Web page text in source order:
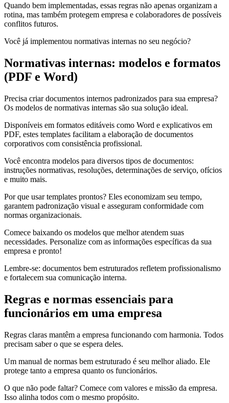
Quando bem implementadas, essas regras não apenas organizam a
rotina, mas também protegem empresa e colaboradores de possíveis
conflitos futuros.
Você já implementou normativas internas no seu negócio?
Normativas internas: modelos e formatos
(PDF e Word)
Precisa criar documentos internos padronizados para sua empresa?
Os modelos de normativas internas são sua solução ideal.
Disponíveis em formatos editáveis como Word e explicativos em
PDF, estes templates facilitam a elaboração de documentos
corporativos com consistência profissional.
Você encontra modelos para diversos tipos de documentos:
instruções normativas, resoluções, determinações de serviço, ofícios
e muito mais.
Por que usar templates prontos? Eles economizam seu tempo,
garantem padronização visual e asseguram conformidade com
normas organizacionais.
Comece baixando os modelos que melhor atendem suas
necessidades. Personalize com as informações específicas da sua
empresa e pronto!
Lembre-se: documentos bem estruturados refletem profissionalismo
e fortalecem sua comunicação interna.
Regras e normas essenciais para
funcionários em uma empresa
Regras claras mantêm a empresa funcionando com harmonia. Todos
precisam saber o que se espera deles.
Um manual de normas bem estruturado é seu melhor aliado. Ele
protege tanto a empresa quanto os funcionários.
O que não pode faltar? Comece com valores e missão da empresa.
Isso alinha todos com o mesmo propósito.